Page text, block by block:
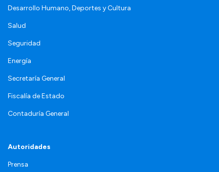
Desarrollo Humano, Deportes y Cultura
Salud
Seguridad
Energía
Secretaría General
Fiscalía de Estado
Contaduría General
Autoridades
Prensa